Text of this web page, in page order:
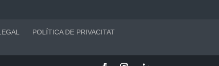
POLÍTICA DE PRIVACITAT